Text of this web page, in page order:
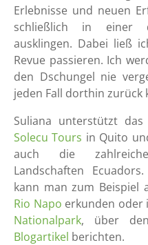
Erlebnisse und neuen
schließlich in einer
ausklingen. Dabei ließ
Revue passieren. Ich
den Dschungel nie
jeden Fall dorthin zurück
Suliana unterstützt
Solecu Tours in Quito
auch die
Landschaften
kann man zum Beispiel
Rio Napo erkunden oder
Nationalpark, über
Blogartikel berichten.